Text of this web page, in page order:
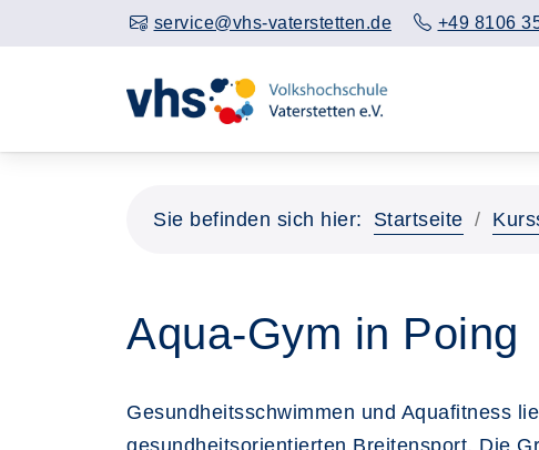
service@vhs-vaterstetten.de +49 8106
Sie befinden sich hier: Startseite
Aqua-Gym in Poing
Gesundheitsschwimmen und Aquafitness
gesundheitsorientierten Breitensport. Die